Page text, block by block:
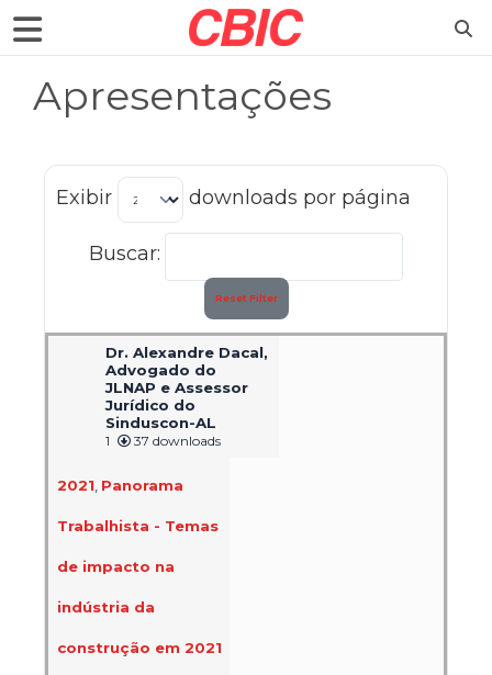
Apresentações
Exibir downloads por página
Buscar:
Reset Filter
Dr. Alexandre Dacal,
Advogado do
JLNAP e Assessor
Jurídico do
Sinduscon-AL
1 37 downloads
2021 Panorama
Trabalhista - Temas
de impacto na
indústria da
construção em 2021